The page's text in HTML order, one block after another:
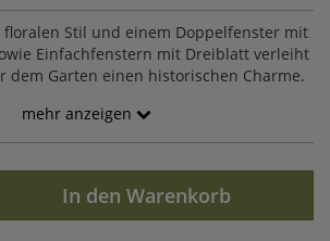
Stil und einem Doppelfenster mit
Einfachfenstern mit Dreiblatt verleiht
dem Garten einen historischen Charme.
mehr anzeigen
In den Warenkorb